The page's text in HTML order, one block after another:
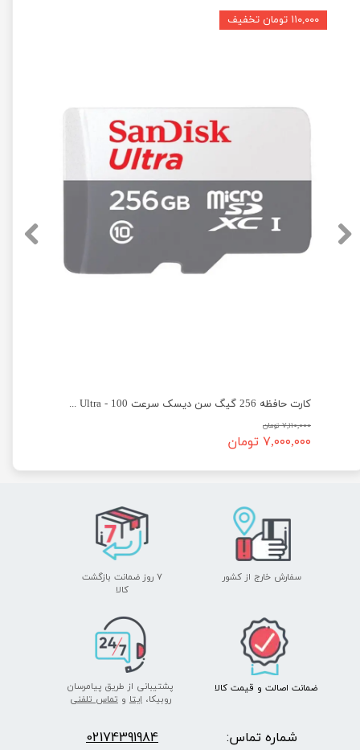
کارت حافظه 256 گیگ سن دیسک سرعت 100 - SanDisk micro SD 256GB Ultra
۷,۱۱۰,۰۰۰ تومان
۷,۰۰۰,۰۰۰ تومان
۱۱۰,۰۰۰ تومان تخفیف
پشتیبانی از طریق پیامرسان
روبیکا،ایتا وتماس تلفنی
سفارش خارج از کشور
۷ روز ضمانت بازگشت
​​​​​​​کالا
ضمانت اصالت و قیمت​​​​​​​ کالا ​​​​​​​
شماره تماس: 02174391984